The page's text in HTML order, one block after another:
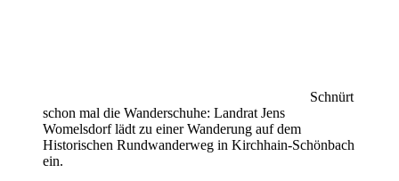
Schnürt
schon mal die Wanderschuhe: Landrat Jens
Womelsdorf lädt zu einer Wanderung auf dem
Historischen Rundwanderweg in Kirchhain-Schönbach
ein.